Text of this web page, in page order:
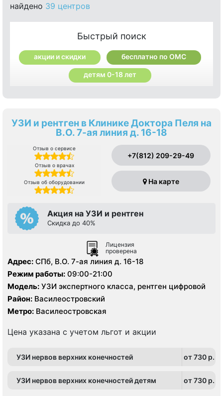
найдено 39 центров
Быстрый поиск
акции и скидки бесплатно по ОМС
детям 0-18 лет
УЗИ и рентген в Клинике Доктора Пеля на
В.О. 7-ая линия д. 16-18
Отзыв о сервисе
Отзыв о врачах
Отзыв об оборудовании
+7(812) 209-29-49
На карте
Акция на УЗИ и рентген
Скидка до 40%
Лицензия
проверена
Адрес: СПб, В.О. 7-ая линия д. 16-18
Режим работы: 09:00-21:00
Модель: УЗИ экспертного класса, рентген цифровой
Район: Василеостровский
Метро: Василеостровская
Цена указана с учетом льгот и акции
УЗИ нервов верхних конечностей от 730 p.
УЗИ нервов верхних конечностей детям от 730 p.